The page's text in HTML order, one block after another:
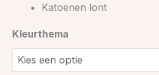
Katoenen lont
Kleurthema